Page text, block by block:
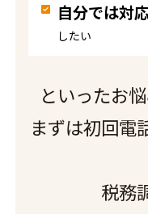
自分では対
したい
といったお
まずは初回電
税務